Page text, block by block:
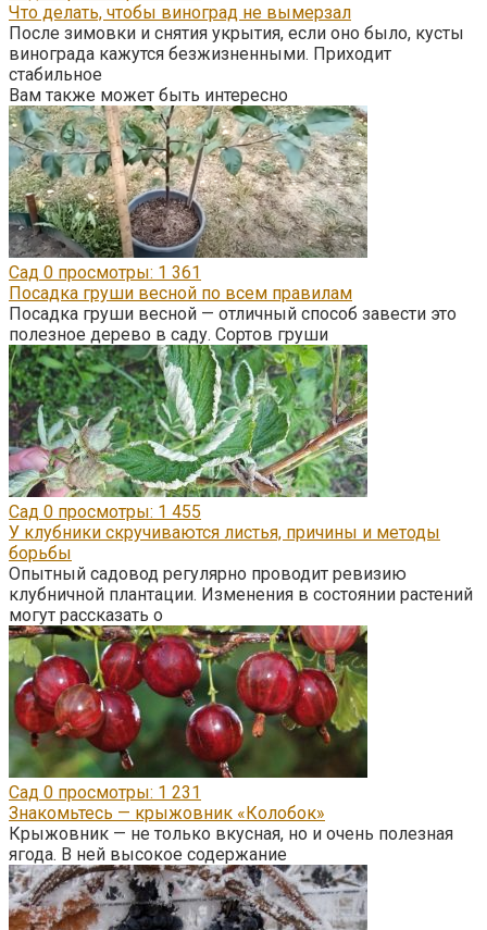
Что делать, чтобы виноград не вымерзал
После зимовки и снятия укрытия, если оно было, кусты
винограда кажутся безжизненными. Приходит
стабильное
Вам также может быть интересно
Сад 0 просмотры: 1 361
Посадка груши весной по всем правилам
Посадка груши весной — отличный способ завести это
полезное дерево в саду. Сортов груши
Сад 0 просмотры: 1 455
У клубники скручиваются листья, причины и методы
борьбы
Опытный садовод регулярно проводит ревизию
клубничной плантации. Изменения в состоянии растений
могут рассказать о
Сад 0 просмотры: 1 231
Знакомьтесь — крыжовник «Колобок»
Крыжовник — не только вкусная, но и очень полезная
ягода. В ней высокое содержание